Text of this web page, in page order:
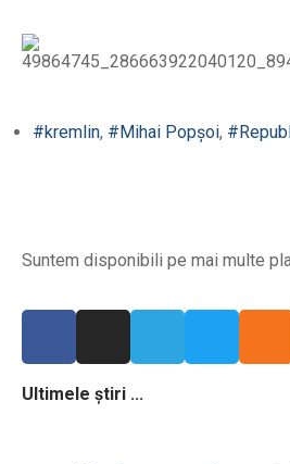
#kremlin, #Mihai Popșoi,
Suntem disponibili pe mai multe
Ultimele știri ...